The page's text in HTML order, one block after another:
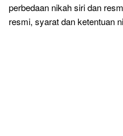
perbedaan nikah siri dan
resmi, syarat dan ketentuan